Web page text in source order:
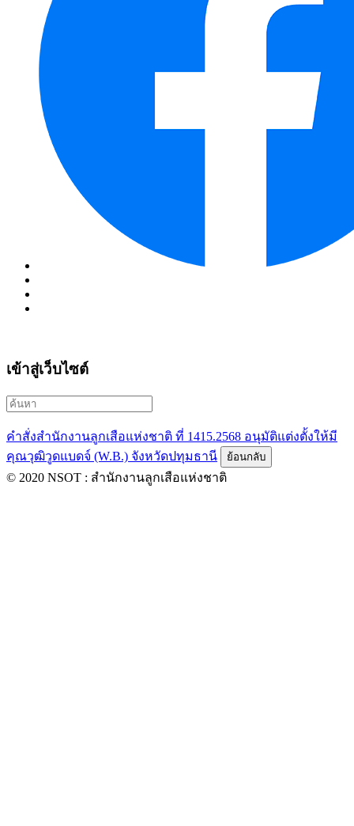
เข้าสู่เว็บไซต์
คำสั่งสำนักงานลูกเสือแห่งชาติ ที่ 1415.2568 อนุมัติแต่งตั้งให้มี
คุณวุฒิวูดแบดจ์ (W.B.) จังหวัดปทุมธานี
© 2020 NSOT : สำนักงานลูกเสือแห่งชาติ